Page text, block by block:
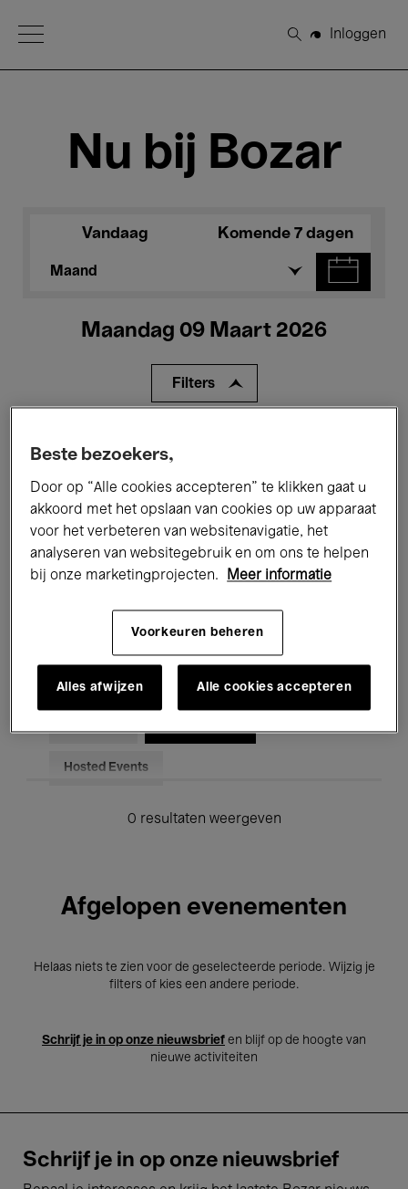
Open Menu
Zoeken
Inloggen
Nu bij Bozar
Vandaag Komende 7 dagen
Maand
Maandag 09 Maart 2026
Filters
Tentoonstellingen Films
Performances Lezingen & Debatten
Jazz Klassieke Muziek Global Music
Elektronische Muziek
Voor iedereen Kids’ Palace
Hosted Events
0 resultaten weergeven
Afgelopen evenementen
Helaas niets te zien voor de geselecteerde periode. Wijzig je
filters of kies een andere periode.
Schrijf je in op onze nieuwsbrief en blijf op de hoogte van
nieuwe activiteiten
Schrijf je in op onze nieuwsbrief
Beste bezoekers,
Door op “Alle cookies accepteren” te klikken gaat u
akkoord met het opslaan van cookies op uw apparaat
voor het verbeteren van websitenavigatie, het
analyseren van websitegebruik en om ons te helpen
bij onze marketingprojecten.
Meer informatie
Voorkeuren beheren
Alles afwijzen Alle cookies accepteren